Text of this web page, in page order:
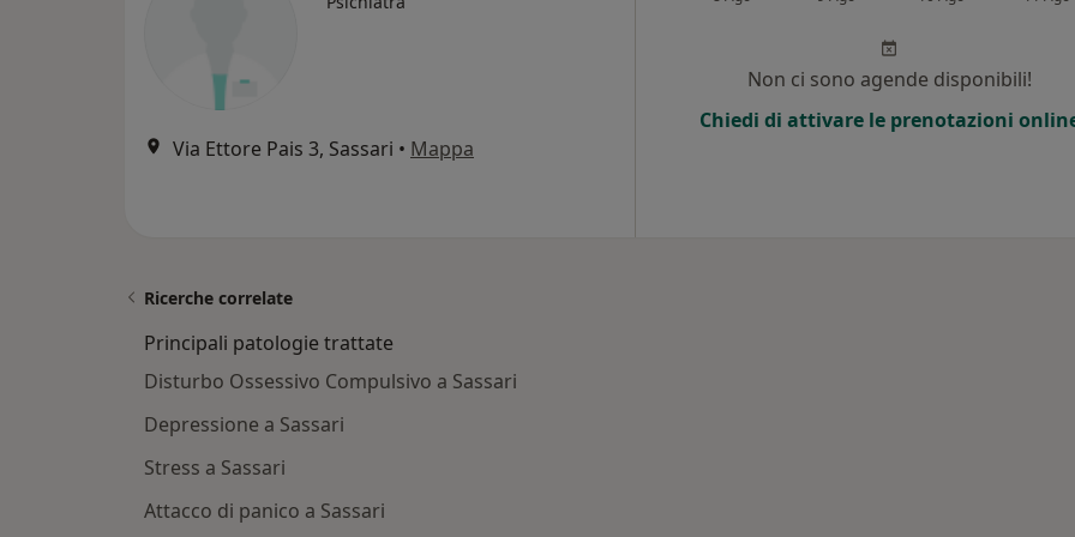
Via Ettore Pais 3, Sassari • Mappa
Non ci sono agende disponibili!
Chiedi di attivare le prenotazioni
Ricerche correlate
Principali patologie trattate
Disturbo Ossessivo Compulsivo a Sassari
Depressione a Sassari
Stress a Sassari
Attacco di panico a Sassari